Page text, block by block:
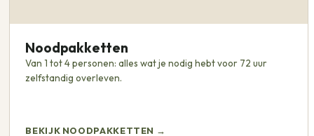
Noodpakketten
Van 1 tot 4 personen: alles wat je nodig hebt voor 72 uur
zelfstandig overleven.
BEKIJK NOODPAKKETTEN →